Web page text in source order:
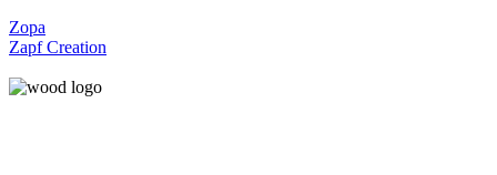
Zopa
Zapf Creation